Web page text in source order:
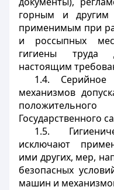
горным и
применимым при
и россыпных
гигиены труда
настоящим
1.4.
механизмов
Государственного
1.5.
исключают
ими других, мер,
безопасных
машин и